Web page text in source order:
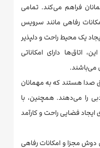
فراهم می‌کند. تمامی
رفاهی مانند سرویس
ایجاد یک محیط راحت و دلپذیر
اتاق‌ها دارای امکاناتی
می‌باشند.
صدا هستند که به مهمانان
را می‌دهند. همچنین، با
ایجاد فضایی راحت و کارآمد
مجزا و امکانات رفاهی